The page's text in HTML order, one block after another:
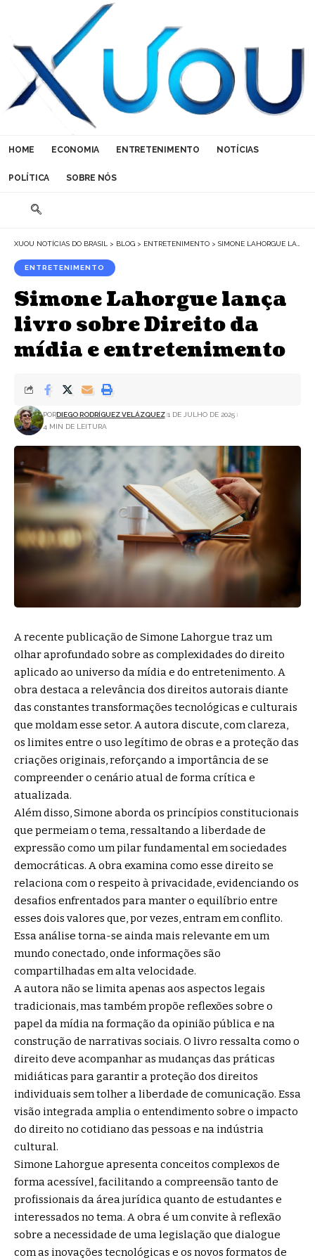
HOME ECONOMIA ENTRETENIMENTO NOTÍCIAS
POLÍTICA SOBRE NÓS
XUOU NOTÍCIAS DO BRASIL > BLOG > ENTRETENIMENTO > SIMONE LAHORGUE LANÇA LIVRO SOBRE DIREITO DA MÍDIA E ENTRETENIMENTO
ENTRETENIMENTO
Simone Lahorgue lança
livro sobre Direito da
mídia e entretenimento
PORDIEGO RODRÍGUEZ VELÁZQUEZ 1 DE JULHO DE 2025
4 MIN DE LEITURA
A recente publicação de Simone Lahorgue traz um
olhar aprofundado sobre as complexidades do direito
aplicado ao universo da mídia e do entretenimento. A
obra destaca a relevância dos direitos autorais diante
das constantes transformações tecnológicas e culturais
que moldam esse setor. A autora discute, com clareza,
os limites entre o uso legítimo de obras e a proteção das
criações originais, reforçando a importância de se
compreender o cenário atual de forma crítica e
atualizada.
Além disso, Simone aborda os princípios constitucionais
que permeiam o tema, ressaltando a liberdade de
expressão como um pilar fundamental em sociedades
democráticas. A obra examina como esse direito se
relaciona com o respeito à privacidade, evidenciando os
desafios enfrentados para manter o equilíbrio entre
esses dois valores que, por vezes, entram em conflito.
Essa análise torna-se ainda mais relevante em um
mundo conectado, onde informações são
compartilhadas em alta velocidade.
A autora não se limita apenas aos aspectos legais
tradicionais, mas também propõe reflexões sobre o
papel da mídia na formação da opinião pública e na
construção de narrativas sociais. O livro ressalta como o
direito deve acompanhar as mudanças das práticas
midiáticas para garantir a proteção dos direitos
individuais sem tolher a liberdade de comunicação. Essa
visão integrada amplia o entendimento sobre o impacto
do direito no cotidiano das pessoas e na indústria
cultural.
Simone Lahorgue apresenta conceitos complexos de
forma acessível, facilitando a compreensão tanto de
profissionais da área jurídica quanto de estudantes e
interessados no tema. A obra é um convite à reflexão
sobre a necessidade de uma legislação que dialogue
com as inovações tecnológicas e os novos formatos de